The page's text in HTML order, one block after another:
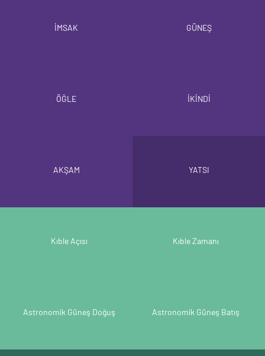
İMSAK GÜNEŞ
ÖĞLE İKİNDİ
AKŞAM YATSI
Kıble Açısı Kıble Zamanı
Astronomik Güneş Doğuş Astronomik Güneş Batış